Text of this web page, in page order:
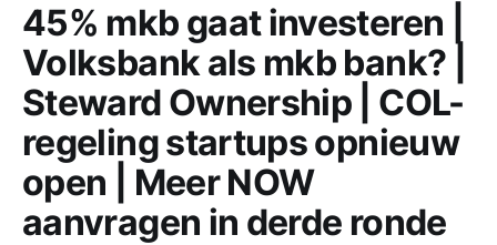
45% mkb gaat investeren |
Volksbank als mkb bank? |
Steward Ownership | COL-
regeling startups opnieuw
open | Meer NOW
aanvragen in derde ronde